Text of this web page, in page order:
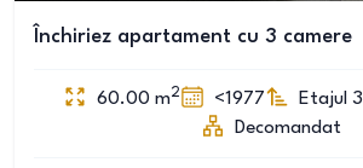
Închiriez apartament cu 3 camere
60.00 m2 <1977 Etajul 3
Decomandat